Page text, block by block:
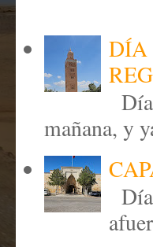
DÍA
mañana, y